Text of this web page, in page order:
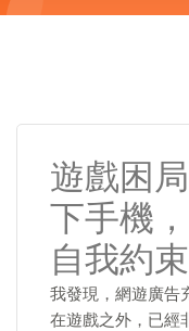
遊戲困
下手機
自我約束
我發現，網遊廣告
在遊戲之外，已經